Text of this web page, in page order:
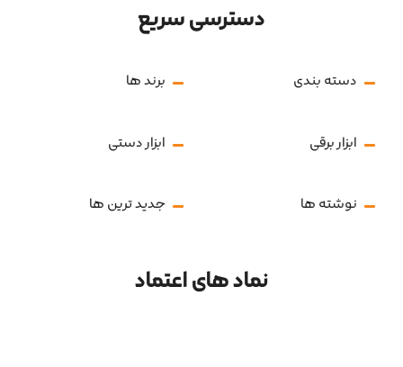
دسترسی سریع
دسته بندی برند ها
ابزار برقی ابزار دستی
نوشته ها جدید ترین ها
نماد های اعتماد